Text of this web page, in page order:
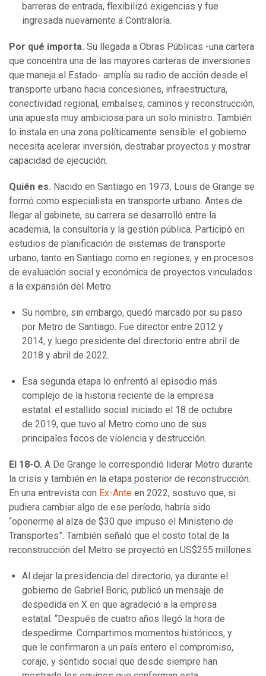
barreras de entrada, flexibilizó exigencias y fue
ingresada nuevamente a Contraloría.
Por qué importa. Su llegada a Obras Públicas -una cartera
que concentra una de las mayores carteras de inversiones
que maneja el Estado- amplía su radio de acción desde el
transporte urbano hacia concesiones, infraestructura,
conectividad regional, embalses, caminos y reconstrucción,
una apuesta muy ambiciosa para un solo ministro. También
lo instala en una zona políticamente sensible: el gobierno
necesita acelerar inversión, destrabar proyectos y mostrar
capacidad de ejecución.
Quién es. Nacido en Santiago en 1973, Louis de Grange se
formó como especialista en transporte urbano. Antes de
llegar al gabinete, su carrera se desarrolló entre la
academia, la consultoría y la gestión pública. Participó en
estudios de planificación de sistemas de transporte
urbano, tanto en Santiago como en regiones, y en procesos
de evaluación social y económica de proyectos vinculados
a la expansión del Metro.
Su nombre, sin embargo, quedó marcado por su paso
por Metro de Santiago. Fue director entre 2012 y
2014, y luego presidente del directorio entre abril de
2018 y abril de 2022.
Esa segunda etapa lo enfrentó al episodio más
complejo de la historia reciente de la empresa
estatal: el estallido social iniciado el 18 de octubre
de 2019, que tuvo al Metro como uno de sus
principales focos de violencia y destrucción.
El 18-O. A De Grange le correspondió liderar Metro durante
la crisis y también en la etapa posterior de reconstrucción.
En una entrevista con Ex-Ante en 2022, sostuvo que, si
pudiera cambiar algo de ese período, habría sido
“oponerme al alza de $30 que impuso el Ministerio de
Transportes”. También señaló que el costo total de la
reconstrucción del Metro se proyectó en US$255 millones.
Al dejar la presidencia del directorio, ya durante el
gobierno de Gabriel Boric, publicó un mensaje de
despedida en X en que agradeció a la empresa
estatal. “Después de cuatro años llegó la hora de
despedirme. Compartimos momentos históricos, y
que le confirmaron a un país entero el compromiso,
coraje, y sentido social que desde siempre han